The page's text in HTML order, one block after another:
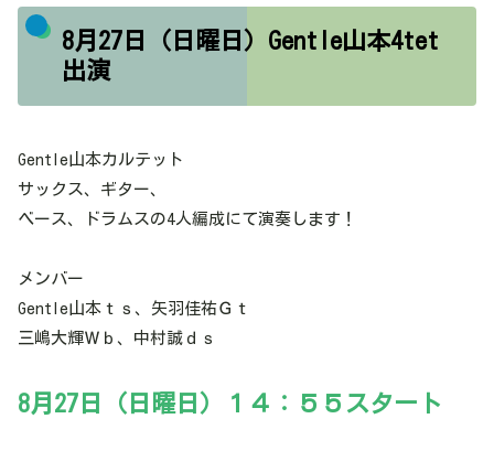
8月27日（日曜日）Gentle山本4tet
出演
Gentle山本カルテット
サックス、ギター、
ベース、ドラムスの4人編成にて演奏します！
メンバー
Gentle山本ｔｓ、矢羽佳祐Ｇｔ
三嶋大輝Ｗｂ、中村誠ｄｓ
8月27日（日曜日）１４：５５スタート